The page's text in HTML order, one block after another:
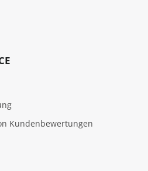
Kundenbewertungen